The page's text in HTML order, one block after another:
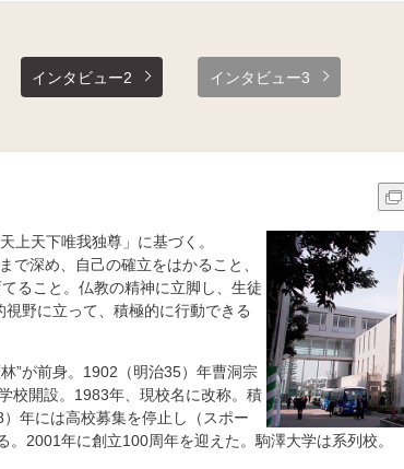
インタビュー2 インタビュー3
上天下唯我独尊」に基づく。
で深め、自己の確立をはかること、
ること。仏教の精神に立脚し、生徒
野に立って、積極的に行動できる
”が前身。1902（明治35）年曹洞宗
校開設。1983年、現校名に改称。積
年には高校募集を停止し（スポー
2001年に創立100周年を迎えた。駒澤大学は系列校。